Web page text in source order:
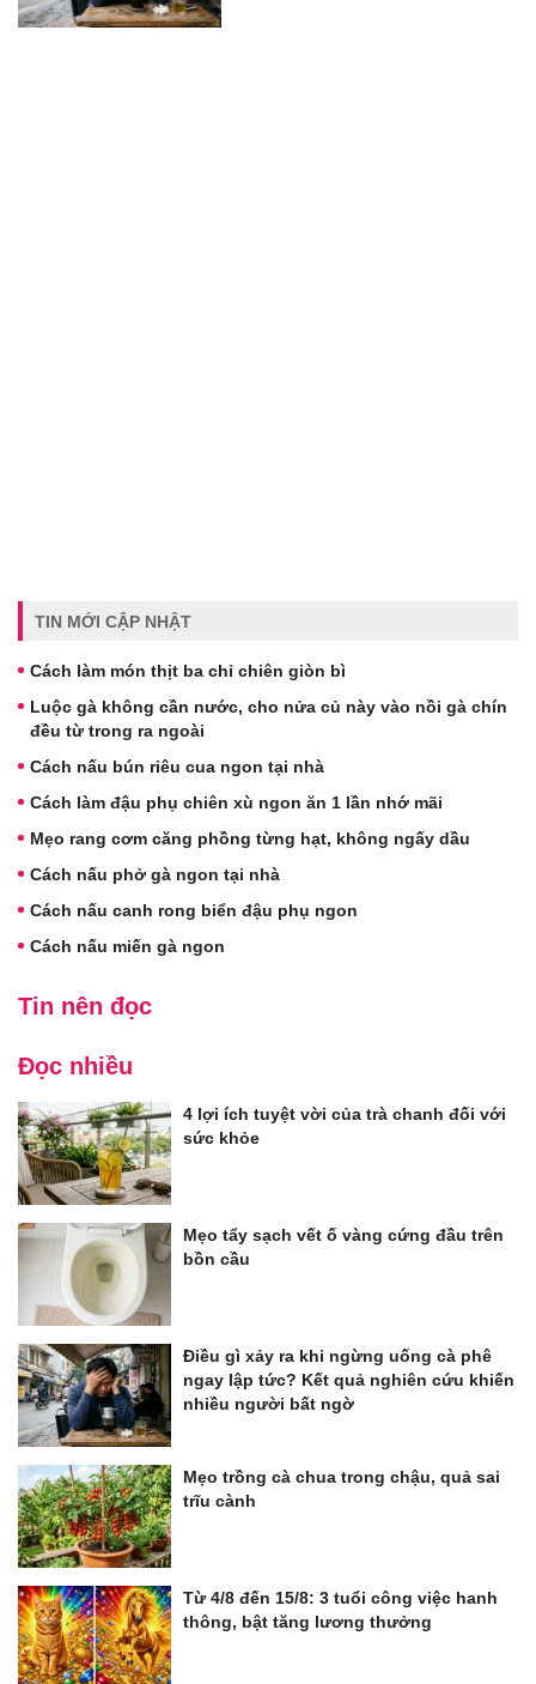
TIN MỚI CẬP NHẬT
Cách làm món thịt ba chỉ chiên giòn bì
Luộc gà không cần nước, cho nửa củ này vào nồi gà chín
đều từ trong ra ngoài
Cách nấu bún riêu cua ngon tại nhà
Cách làm đậu phụ chiên xù ngon ăn 1 lần nhớ mãi
Mẹo rang cơm căng phồng từng hạt, không ngấy dầu
Cách nấu phở gà ngon tại nhà
Cách nấu canh rong biển đậu phụ ngon
Cách nấu miến gà ngon
Tin nên đọc
Đọc nhiều
4 lợi ích tuyệt vời của trà chanh đối với
sức khỏe
Mẹo tẩy sạch vết ố vàng cứng đầu trên
bồn cầu
Điều gì xảy ra khi ngừng uống cà phê
ngay lập tức? Kết quả nghiên cứu khiến
nhiều người bất ngờ
Mẹo trồng cà chua trong chậu, quả sai
trĩu cành
Từ 4/8 đến 15/8: 3 tuổi công việc hanh
thông, bật tăng lương thưởng